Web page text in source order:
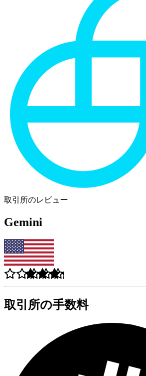
取引所のレビュー
Gemini
取引所の手数料